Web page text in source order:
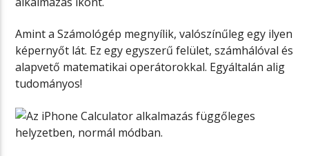
Amint a Számológép megnyílik, valószínűleg egy ilyen
képernyőt lát. Ez egy egyszerű felület, számhálóval és
alapvető matematikai operátorokkal. Egyáltalán alig
tudományos!